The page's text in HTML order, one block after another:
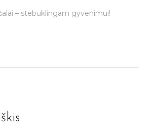
– stebuklingam gyvenimui!